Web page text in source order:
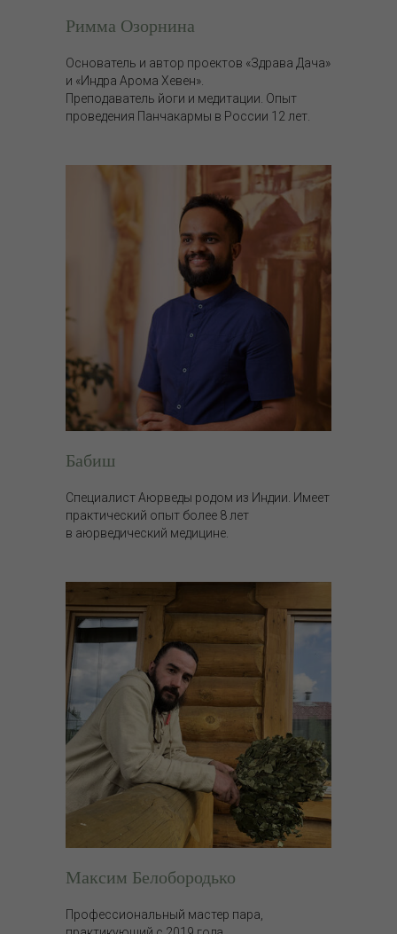
Римма Озорнина
Основатель и автор проектов «Здрава Дача»
и «Индра Арома Хевен».
Преподаватель йоги и медитации. Опыт
проведения Панчакармы в России 12 лет.
Бабиш
Специалист Аюрведы родом из Индии. Имеет
практический опыт более 8 лет
в аюрведический медицине.
Максим Белобородько
Профессиональный мастер пара,